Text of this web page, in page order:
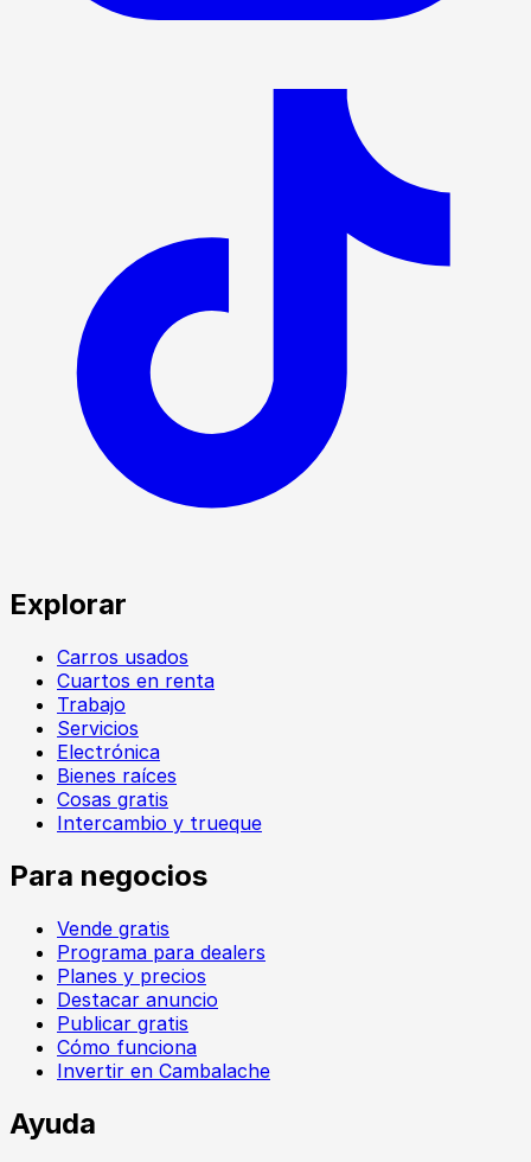
Explorar
Carros usados
Cuartos en renta
Trabajo
Servicios
Electrónica
Bienes raíces
Cosas gratis
Intercambio y trueque
Para negocios
Vende gratis
Programa para dealers
Planes y precios
Destacar anuncio
Publicar gratis
Cómo funciona
Invertir en Cambalache
Ayuda